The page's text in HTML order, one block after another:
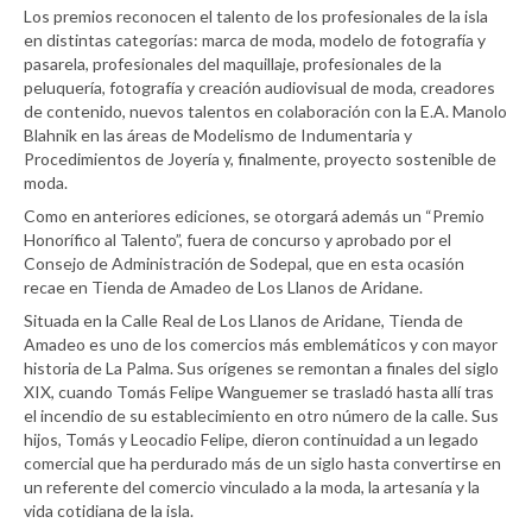
Los premios reconocen el talento de los profesionales de la isla
en distintas categorías: marca de moda, modelo de fotografía y
pasarela, profesionales del maquillaje, profesionales de la
peluquería, fotografía y creación audiovisual de moda, creadores
de contenido, nuevos talentos en colaboración con la E.A. Manolo
Blahnik en las áreas de Modelismo de Indumentaria y
Procedimientos de Joyería y, finalmente, proyecto sostenible de
moda.
Como en anteriores ediciones, se otorgará además un “Premio
Honorífico al Talento”, fuera de concurso y aprobado por el
Consejo de Administración de Sodepal, que en esta ocasión
recae en Tienda de Amadeo de Los Llanos de Aridane.
Situada en la Calle Real de Los Llanos de Aridane, Tienda de
Amadeo es uno de los comercios más emblemáticos y con mayor
historia de La Palma. Sus orígenes se remontan a finales del siglo
XIX, cuando Tomás Felipe Wanguemer se trasladó hasta allí tras
el incendio de su establecimiento en otro número de la calle. Sus
hijos, Tomás y Leocadio Felipe, dieron continuidad a un legado
comercial que ha perdurado más de un siglo hasta convertirse en
un referente del comercio vinculado a la moda, la artesanía y la
vida cotidiana de la isla.